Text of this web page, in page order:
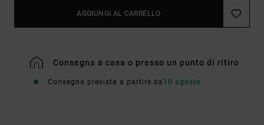
AGGIUNGI AL CARRELLO
Consegna a casa o presso un punto di ritiro
Consegna prevista a partire da 10 agosto